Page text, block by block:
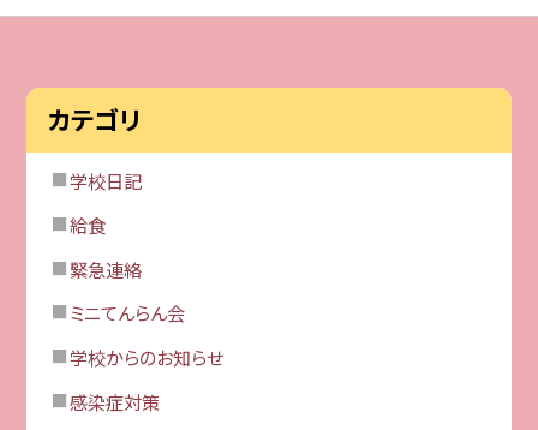
カテゴリ
学校日記
給食
緊急連絡
ミニてんらん会
学校からのお知らせ
感染症対策